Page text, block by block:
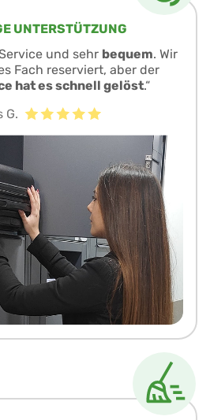
UNTERSTÜTZUNG
und sehr bequem. Wir
Fach reserviert, aber der
hat es schnell gelöst.“
G.